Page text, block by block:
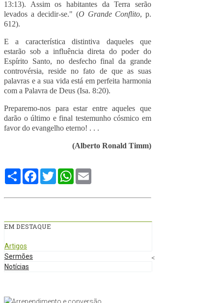
13:13). Assim os habitantes da Terra serão
levados a decidir-se." (O Grande Conflito, p.
612).
E a característica distintiva daqueles que
estarão sob a influência direta do poder do
Espírito Santo, no desfecho final da grande
controvérsia, reside no fato de que as suas
palavras e a sua vida está em perfeita harmonia
com a Palavra de Deus (Isa. 8:20).
Preparemo-nos para estar entre aqueles que
darão o último e final testemunho cósmico em
favor do evangelho eterno! . . .
(Alberto Ronald Timm)
Compartilhe
Facebook
TwitterWhatsApp
EM DESTAQUE
Artigos
Sermões
Notícias
<